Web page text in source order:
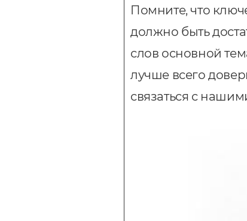
Помните, что
должно быть
слов основной
лучше всего
связаться с